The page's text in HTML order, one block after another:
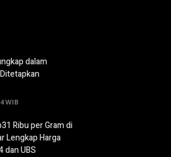
dalam
WIB
Ribu per Gram di
Lengkap Harga
dan UBS